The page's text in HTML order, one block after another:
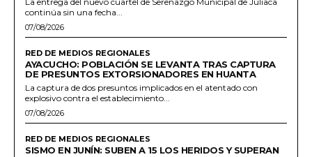
continúa sin una fecha...
07/08/2026
RED DE MEDIOS REGIONALES
AYACUCHO: POBLACIÓN SE LEVANTA TRAS CAPTURA
DE PRESUNTOS EXTORSIONADORES EN HUANTA
La captura de dos presuntos implicados en el atentado con
explosivo contra el establecimiento...
07/08/2026
RED DE MEDIOS REGIONALES
SISMO EN JUNÍN: SUBEN A 15 LOS HERIDOS Y SUPERAN